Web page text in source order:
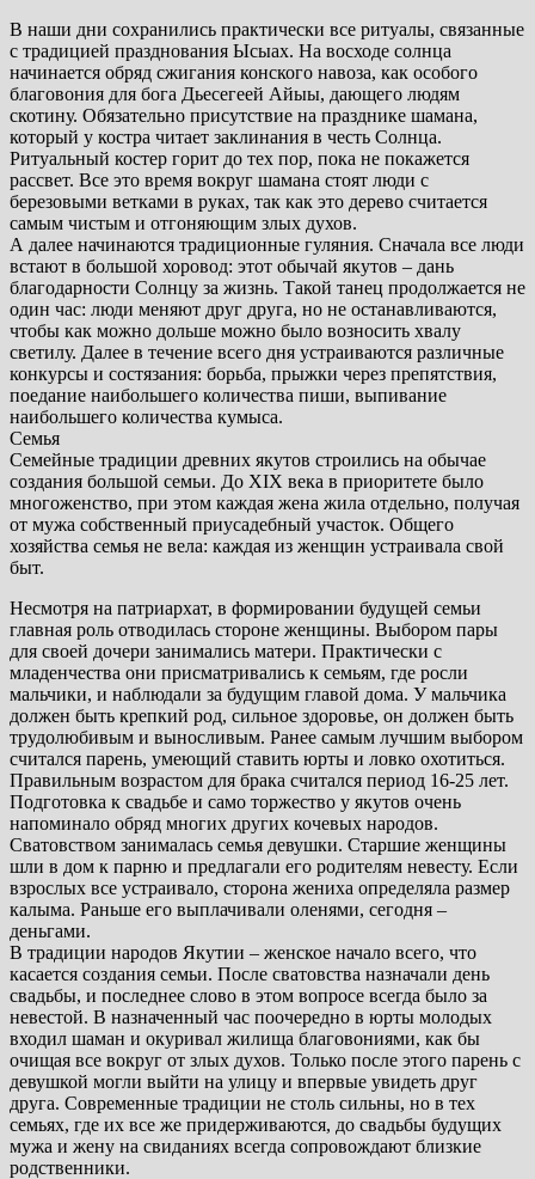
В наши дни сохранились практически все ритуалы, связанные
с традицией празднования Ысыах. На восходе солнца
начинается обряд сжигания конского навоза, как особого
благовония для бога Дьесегеей Айыы, дающего людям
скотину. Обязательно присутствие на празднике шамана,
который у костра читает заклинания в честь Солнца.
Ритуальный костер горит до тех пор, пока не покажется
рассвет. Все это время вокруг шамана стоят люди с
березовыми ветками в руках, так как это дерево считается
самым чистым и отгоняющим злых духов.
А далее начинаются традиционные гуляния. Сначала все люди
встают в большой хоровод: этот обычай якутов – дань
благодарности Солнцу за жизнь. Такой танец продолжается не
один час: люди меняют друг друга, но не останавливаются,
чтобы как можно дольше можно было возносить хвалу
светилу. Далее в течение всего дня устраиваются различные
конкурсы и состязания: борьба, прыжки через препятствия,
поедание наибольшего количества пиши, выпивание
наибольшего количества кумыса.
Семья
Семейные традиции древних якутов строились на обычае
создания большой семьи. До XIX века в приоритете было
многоженство, при этом каждая жена жила отдельно, получая
от мужа собственный приусадебный участок. Общего
хозяйства семья не вела: каждая из женщин устраивала свой
быт.
Несмотря на патриархат, в формировании будущей семьи
главная роль отводилась стороне женщины. Выбором пары
для своей дочери занимались матери. Практически с
младенчества они присматривались к семьям, где росли
мальчики, и наблюдали за будущим главой дома. У мальчика
должен быть крепкий род, сильное здоровье, он должен быть
трудолюбивым и выносливым. Ранее самым лучшим выбором
считался парень, умеющий ставить юрты и ловко охотиться.
Правильным возрастом для брака считался период 16-25 лет.
Подготовка к свадьбе и само торжество у якутов очень
напоминало обряд многих других кочевых народов.
Сватовством занималась семья девушки. Старшие женщины
шли в дом к парню и предлагали его родителям невесту. Если
взрослых все устраивало, сторона жениха определяла размер
калыма. Раньше его выплачивали оленями, сегодня –
деньгами.
В традиции народов Якутии – женское начало всего, что
касается создания семьи. После сватовства назначали день
свадьбы, и последнее слово в этом вопросе всегда было за
невестой. В назначенный час поочередно в юрты молодых
входил шаман и окуривал жилища благовониями, как бы
очищая все вокруг от злых духов. Только после этого парень с
девушкой могли выйти на улицу и впервые увидеть друг
друга. Современные традиции не столь сильны, но в тех
семьях, где их все же придерживаются, до свадьбы будущих
мужа и жену на свиданиях всегда сопровождают близкие
родственники.